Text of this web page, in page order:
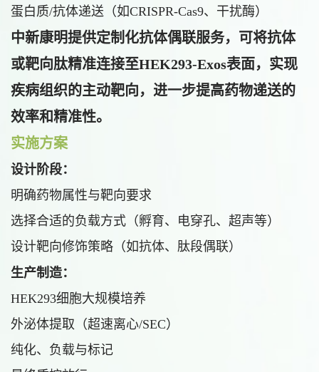
蛋白质/抗体递送（如CRISPR-Cas9、干扰酶）
中新康明提供定制化抗体偶联服务，可将抗体
或靶向肽精准连接至HEK293-Exos表面，实现
疾病组织的主动靶向，进一步提高药物递送的
效率和精准性。
实施方案
设计阶段：
明确药物属性与靶向要求
选择合适的负载方式（孵育、电穿孔、超声等）
设计靶向修饰策略（如抗体、肽段偶联）
生产制造：
HEK293细胞大规模培养
外泌体提取（超速离心/SEC）
纯化、负载与标记